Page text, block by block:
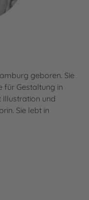
geboren. Sie
für Gestaltung in
und
Sie lebt in